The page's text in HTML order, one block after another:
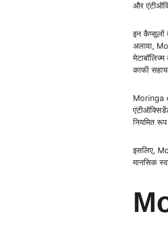
और
इन कैप्सूलों
अलावा,
काफी
Moringa
नियमित
इसलिए,
मानसिक